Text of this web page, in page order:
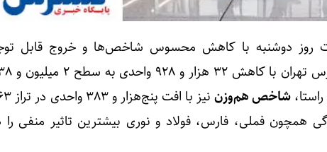
روز دوشنبه با کاهش محسوس شاخص‌ها و خروج قابل
نقدینگی مواجه شد. شاخص کل بورس
شاخص هم‌وزن
نیز با افت
همچون فملی، فارس، فولاد و نوری بیشترین تاثیر منفی را